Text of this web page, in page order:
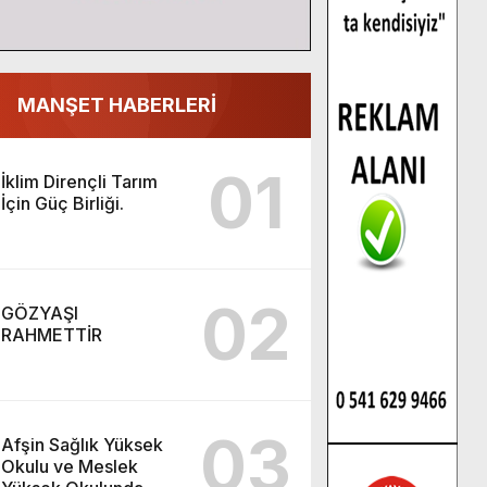
MANŞET HABERLERİ
İklim Dirençli Tarım
İçin Güç Birliği.
01
GÖZYAŞI
RAHMETTİR
02
Afşin Sağlık Yüksek
Okulu ve Meslek
03